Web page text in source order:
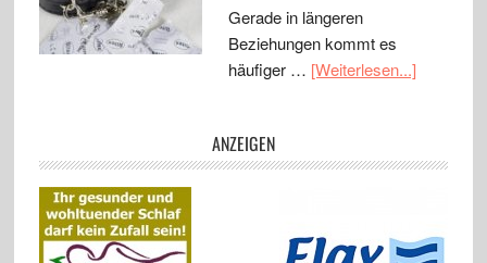
Gerade in längeren
Beziehungen kommt es
häufiger … [Weiterlesen...]
ANZEIGEN